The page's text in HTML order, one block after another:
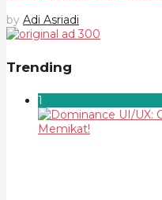
by Adi Asriadi
Trending
1